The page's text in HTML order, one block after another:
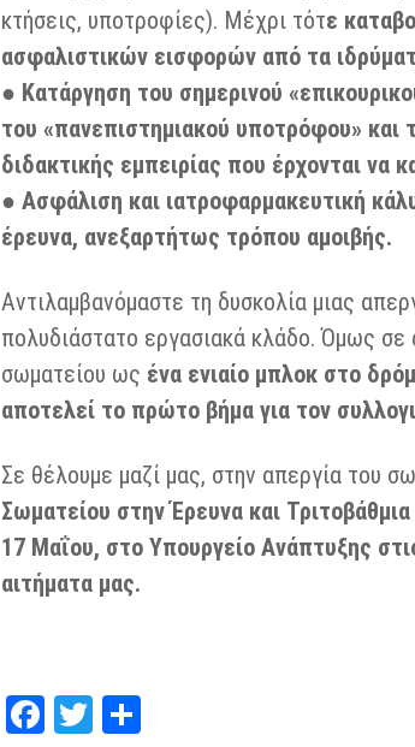
κτήσεις, υποτροφίες). Μέχρι τότε
ασφαλιστικών εισφορών από τα
● Κατάργηση του σημερινού
του «πανεπιστημιακού υποτρόφου»
διδακτικής εμπειρίας που έρχονται να
● Ασφάλιση και ιατροφαρμακευτική
έρευνα, ανεξαρτήτως τρόπου αμοιβής.
Αντιλαμβανόμαστε τη δυσκολία μιας
πολυδιάστατο εργασιακά κλάδο. Όμως
σωματείου ως ένα ενιαίο μπλοκ στο
αποτελεί το πρώτο βήμα για τον
Σε θέλουμε μαζί μας, στην απεργία του
Σωματείου στην Έρευνα και
17 Μαΐου, στο Υπουργείο Ανάπτυξης
αιτήματα μας.
Fa T
Μ